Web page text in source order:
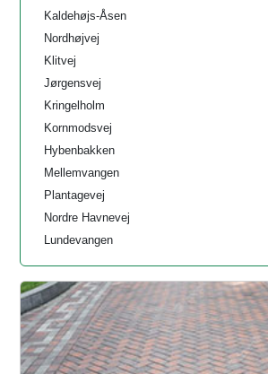
Kaldehøjs-Åsen
Nordhøjvej
Klitvej
Jørgensvej
Kringelholm
Kornmodsvej
Hybenbakken
Mellemvangen
Plantagevej
Nordre Havnevej
Lundevangen